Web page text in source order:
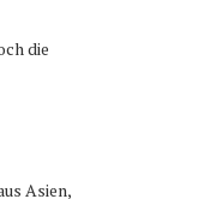
die
Asien,